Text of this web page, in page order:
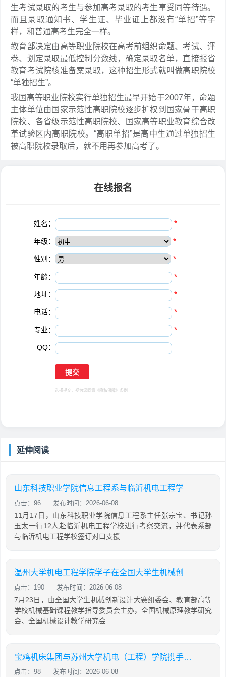
生考试录取的考生与参加高考录取的考生享受同等待遇。
而且录取通知书、学生证、毕业证上都没有“单招”等字
样，和普通高考生完全一样。
教育部决定由高等职业院校在高考前组织命题、考试、评
卷、划定录取最低控制分数线，确定录取名单，直接报省
教育考试院核准备案录取，这种招生形式就叫做高职院校
“单独招生”。
我国高等职业院校实行单独招生最早开始于2007年，命题
主体单位由国家示范性高职院校逐步扩权到国家骨干高职
院校、各省级示范性高职院校、国家高等职业教育综合改
革试验区内高职院校。“高职单招”是高中生通过单独招生
被高职院校录取后，就不用再参加高考了。
在线报名
姓名： *
年级： *
性别： *
年龄： *
地址： *
电话： *
专业： *
QQ：
选择提交，视为您同意 《隐私保障》 条例
延伸阅读
山东科技职业学院信息工程系与临沂机电工程学
点击：96 发布时间：2026-06-08
11月17日，山东科技职业学院信息工程系主任张宗宝、书记孙
玉太一行12人赴临沂机电工程学校进行考察交流，并代表系部
与临沂机电工程学校签订对口支援
温州大学机电工程学院学子在全国大学生机械创
点击：190 发布时间：2026-06-08
7月23日，由全国大学生机械创新设计大赛组委会、教育部高等
学校机械基础课程教学指导委员会主办，全国机械原理教学研究
会、全国机械设计教学研究会
宝鸡机床集团与苏州大学机电（工程）学院携手智能制造产学研合作
点击：98 发布时间：2026-06-08